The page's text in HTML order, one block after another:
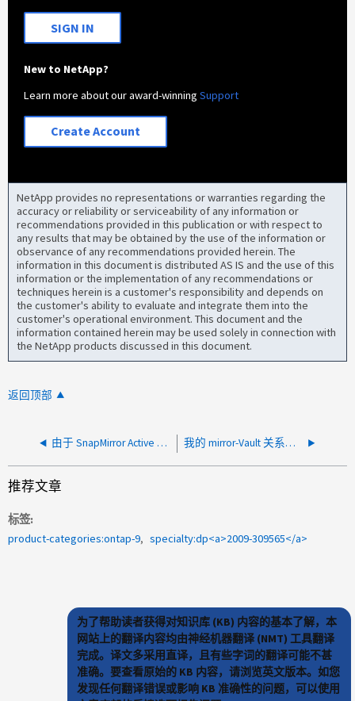
SIGN IN
New to NetApp?
Learn more about our award-winningSupport
Create Account
NetApp provides no representations or warranties regarding the
accuracy or reliability or serviceability of any information or
recommendations provided in this publication or with respect to
any results that may be obtained by the use of the information or
observance of any recommendations provided herein. The
information in this document is distributed AS IS and the use of this
information or the implementation of any recommendations or
techniques herein is a customer's responsibility and depends on
the customer's ability to evaluate and integrate them into the
customer's operational environment. This document and the
information contained herein may be used solely in connection with
the NetApp products discussed in this document.
返回顶部
由于 SnapMirror Active Sync 关系不同步，多个 LUN 被标记为已降级 我的 mirror-Vault 关系不会复制我想要的快照
推荐文章
标签
product-categories:ontap-9
specialty:dp<a>2009-309565</a>
为了帮助读者获得对知识库 (KB) 内容的基本了解，本
网站上的翻译内容均由神经机器翻译 (NMT) 工具翻译
完成。译文多采用直译，且有些字词的翻译可能不甚
准确。要查看原始的 KB 内容，请浏览英文版本。如您
发现任何翻译错误或影响 KB 准确性的问题，可以使用